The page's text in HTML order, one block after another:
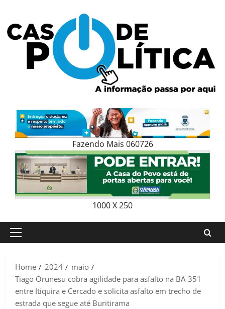
content
Fazendo Mais 060726
1000 X 250
Primary
Home
2024
maio
Tiago Orunesu cobra agilidade para asfalto na BA-351
entre Itiquira e Cercado e solicita asfalto em trecho de
estrada que segue até Buritirama